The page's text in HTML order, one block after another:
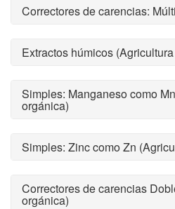
Correctores de carencias:
Extractos húmicos
Simples: Manganeso como
orgánica)
Simples: Zinc como Zn
Correctores de carencias
orgánica)